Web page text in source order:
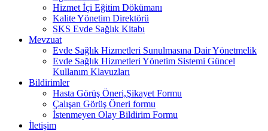
Hizmet İçi Eğitim Dökümanı
Kalite Yönetim Direktörü
SKS Evde Sağlık Kitabı
Mevzuat
Evde Sağlık Hizmetleri Sunulmasına Dair Yönetmelik
Evde Sağlık Hizmetleri Yönetim Sistemi Güncel
Kullanım Klavuzları
Bildirimler
Hasta Görüş Öneri,Şikayet Formu
Çalışan Görüş Öneri formu
İstenmeyen Olay Bildirim Formu
İletişim